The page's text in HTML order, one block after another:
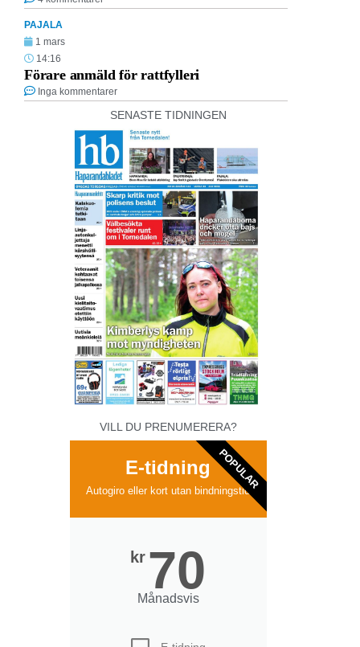
PAJALA
1 mars
14:16
Förare anmäld för rattfylleri
Inga kommentarer
SENASTE TIDNINGEN
VILL DU PRENUMERERA?
E-tidning
Autogiro eller kort utan bindningstid
kr 70
Månadsvis
POPULAR